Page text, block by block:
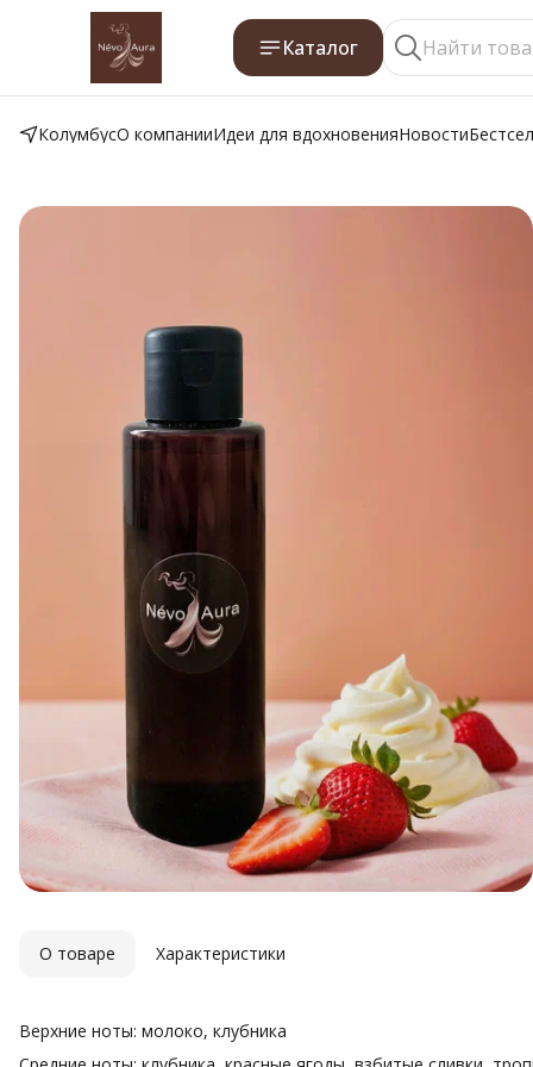
Каталог
КолумбусО компанииИдеи для вдохновенияНовости
О товаре Характеристики
Верхние ноты: молоко, клубника